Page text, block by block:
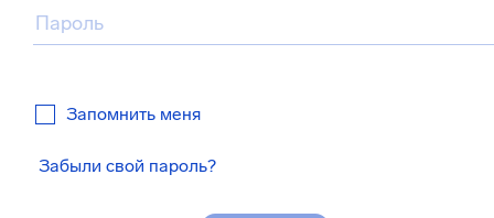
Запомнить меня
Забыли свой пароль?